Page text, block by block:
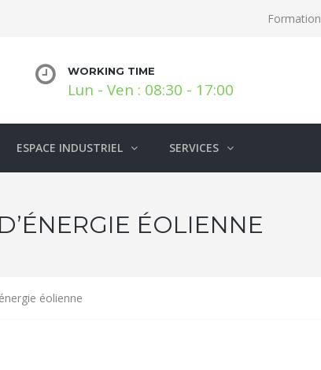
Formation
WORKING TIME
Lun - Ven : 08:30 - 17:00
ESPACE INDUSTRIEL SERVICES
ÉOLIENNE
éolienne